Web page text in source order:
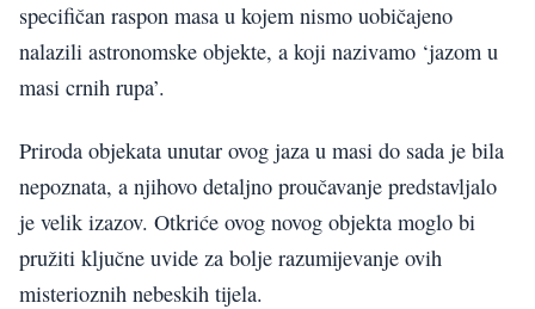
specifičan raspon masa u kojem nismo uobičajeno
nalazili astronomske objekte, a koji nazivamo ‘jazom u
masi crnih rupa’.
Priroda objekata unutar ovog jaza u masi do sada je bila
nepoznata, a njihovo detaljno proučavanje predstavljalo
je velik izazov. Otkriće ovog novog objekta moglo bi
pružiti ključne uvide za bolje razumijevanje ovih
misterioznih nebeskih tijela.